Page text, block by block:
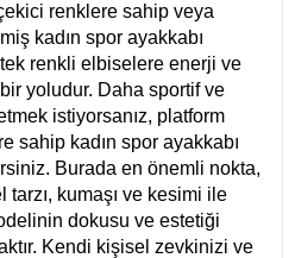
renklere sahip veya
kadın spor ayakkabı
renkli elbiselere enerji ve
yoludur. Daha sportif ve
istiyorsanız, platform
sahip kadın spor ayakkabı
Burada en önemli nokta,
kumaşı ve kesimi ile
dokusu ve estetiği
Kendi kişisel zevkinizi ve